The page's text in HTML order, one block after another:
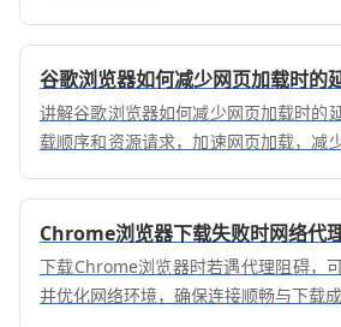
谷歌浏览器如何减少网页加载时的
讲解谷歌浏览器如何减少网页加载时的
载顺序和资源请求，加速网页加载，减
Chrome浏览器下载失败时网络代
下载Chrome浏览器时若遇代理阻碍，
并优化网络环境，确保连接顺畅与下载成